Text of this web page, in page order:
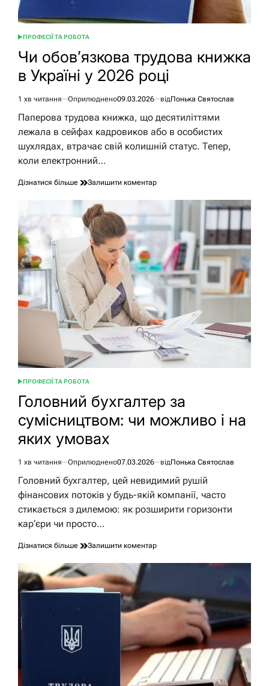
ОПУБЛІКУВАТИ
ПРОФЕСІЇ ТА РОБОТА
Чи обов’язкова трудова книжка
в Україні у 2026 році
Орієнтовний
час
читання
1 хв читання Оприлюднено09.03.2026 відПонька Святослав
Паперова трудова книжка, що десятиліттями
лежала в сейфах кадровиков або в особистих
шухлядах, втрачає свій колишній статус. Тепер,
коли електронний…
Дізнатися більше Залишити коментардо
обов’язкова
трудова
книжка
Україні
2026
році
ОПУБЛІКУВАТИ
ПРОФЕСІЇ ТА РОБОТА
Головний бухгалтер за
сумісництвом: чи можливо і на
яких умовах
Орієнтовний
час
1 хв читання Оприлюднено07.03.2026 відПонька Святослав
Головний бухгалтер, цей невидимий рушій
фінансових потоків у будь-якій компанії, часто
стикається з дилемою: як розширити горизонти
кар’єри чи просто…
Дізнатися більше Залишити коментардо
чи
можливо
яких
умовах